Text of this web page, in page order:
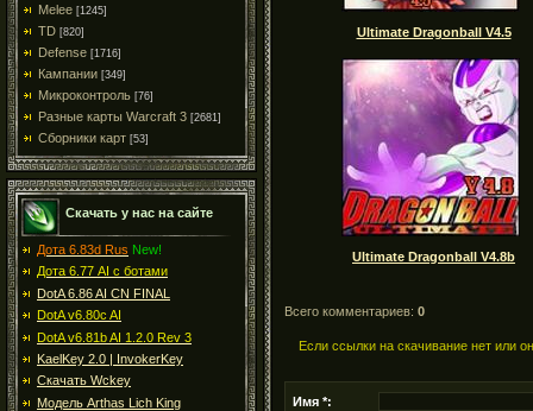
Melee [1245]
TD [820]
Defense [1716]
Кампании [349]
Микроконтроль [76]
Разные карты Warcraft 3 [2681]
Сборники карт [53]
Скачать у нас на сайте
Дота 6.83d Rus New!
Дота 6.77 AI с ботами
DotA 6.86 AI CN FINAL
DotA v6.80c AI
DotA v6.81b AI 1.2.0 Rev 3
KaelKey 2.0 | InvokerKey
Скачать Wckey
Модель Arthas Lich King
Ultimate Dragonball V4.5
Ultimate Dragonball V4.8b
Всего комментариев: 0
Если ссылки на скачивание нет или
Имя *: